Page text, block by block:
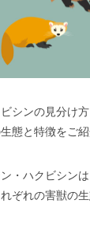
シンの見分け
態と特徴をご紹
・ハクビシン
ぞれの害獣の